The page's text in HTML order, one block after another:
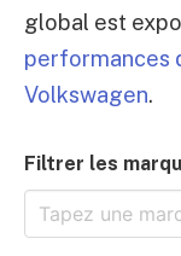
global est
performances
Volkswagen.
Filtrer les